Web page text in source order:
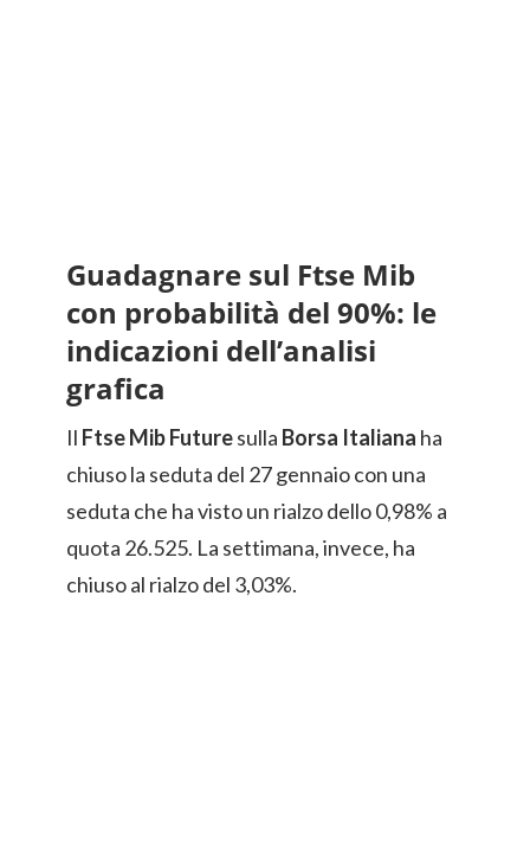
Guadagnare sul Ftse Mib
con probabilità del 90%: le
indicazioni dell’analisi
grafica
Il Ftse Mib Futuresulla Borsa Italiana ha
chiuso la seduta del 27 gennaio con una
seduta che ha visto un rialzo dello 0,98% a
quota 26.525. La settimana, invece, ha
chiuso al rialzo del 3,03%.